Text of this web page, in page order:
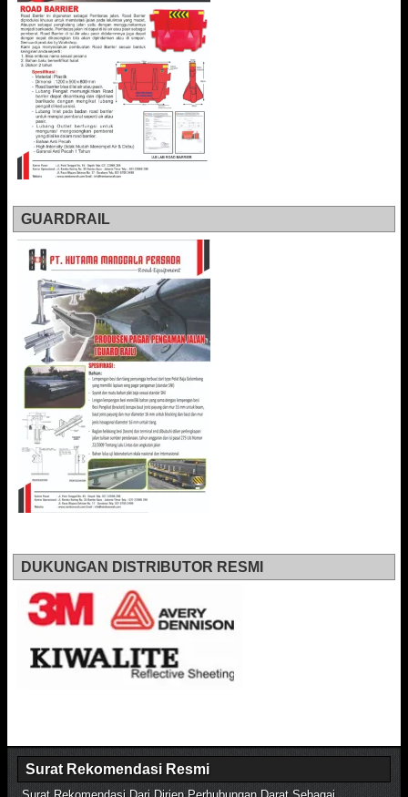
GUARDRAIL
DUKUNGAN DISTRIBUTOR RESMI
Surat Rekomendasi Resmi